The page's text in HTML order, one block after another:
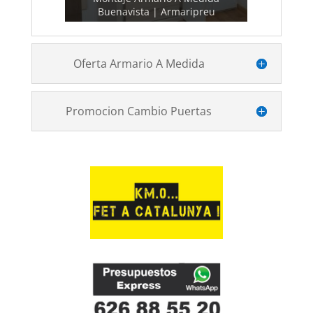
Buenavista | Armaripreu
Buenavista | Armaripreu
Buenavista | Armaripreu
Buenavista | Armaripreu
Buenavista | Armaripreu
Buenavista | Armaripreu
Oferta Armario A Medida
Promocion Cambio Puertas